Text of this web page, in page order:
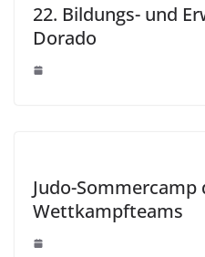
22. Bildungs- und
Dorado
Judo-Sommercamp
Wettkampfteams